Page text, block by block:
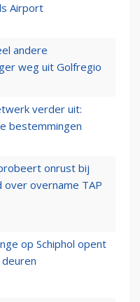
Airport
andere
weg uit Golfregio
verder uit:
bestemmingen
onrust bij
over overname TAP
op Schiphol opent